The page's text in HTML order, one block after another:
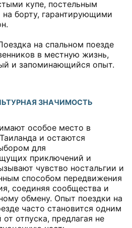
купе, постельным
борту, гарантирующими
на спальном поезде
в местную жизнь,
и запоминающийся опыт.
ЗНАЧИМОСТЬ
особое место в
и остаются
для
приключений и
чувство ностальгии и
способом передвижения
соединяя сообщества и
обмену. Опыт поездки на
часто становится одним
отпуска, предлагая не